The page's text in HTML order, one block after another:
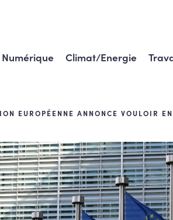
Numérique Climat/Energie
EUROPÉENNE ANNONCE VOULOIR